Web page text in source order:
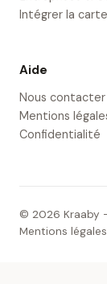
Intégrer la carte
Aide
Nous contacter
Mentions
Confidentialité
© 2026 Kraaby
Mentions légales